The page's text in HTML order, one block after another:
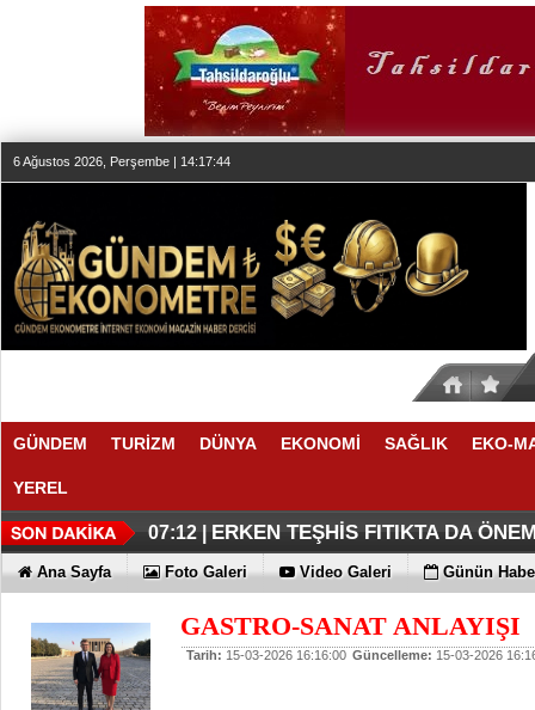
6 Ağustos 2026, Perşembe | 14:17:45
GÜNDEM TURİZM DÜNYA EKONOMİ SAĞLIK EKO-
YEREL
07:27 |KLASİK MÜZİK YAYINCILIĞINDA
07:17 |DÜZENLEMEYİ
07:12 | ERKEN TEŞHİS FITIKTA DA
06:33 |KAYIP RAKAMLARI BİLE
06:28 |EN İYİLER DEĞİL EN UYGUNLAR
06:23 |KOÇ GİBİ YATIRIM YAPTILAR
06:17 |DÖRT ŞİRKET DAHA!!!
06:13 |FUJİTSU'DAN YENİ RENK
Ana Sayfa Foto Galeri Video Galeri Günün
GASTRO-SANAT ANLAYIŞI
Tarih: 15-03-2026 16:16:00 Güncelleme: 15-03-2026